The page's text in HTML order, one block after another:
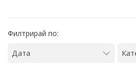
Филтрирай по: